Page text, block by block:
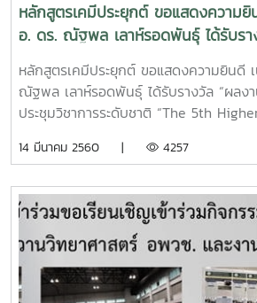
หลักสูตรเคมีประยุกต์ ขอแสดงความยิ
อ. ดร. ณัฐพล เลาห์รอดพันธุ์ ได้รับรา
มาก”
หลักสูตรเคมีประยุกต์ ขอแสดงความยินดี
ณัฐพล เลาห์รอดพันธุ์ ได้รับรางวัล “ผลงา
ประชุมวิชาการระดับชาติ “The 5th
วันที่ 2 – 4 มีนาคม 2560ณ มหาวิทยาลัย
14 มีนาคม 2560 | 4257